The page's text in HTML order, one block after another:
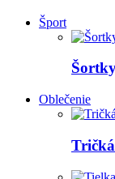
Šport
Oblečenie
Tričká